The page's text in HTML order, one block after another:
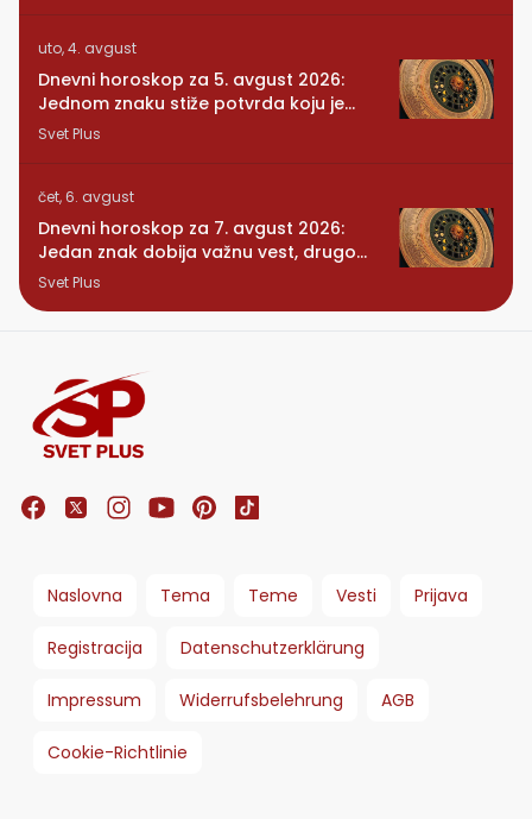
uto, 4. avgust
Dnevni horoskop za 5. avgust 2026:
Jednom znaku stiže potvrda koju je
dugo čekao
Svet Plus
čet, 6. avgust
Dnevni horoskop za 7. avgust 2026:
Jedan znak dobija važnu vest, drugom
se vraća osoba iz prošlosti
Svet Plus
Naslovna Tema Teme Vesti Prijava
Registracija Datenschutzerklärung
Impressum Widerrufsbelehrung AGB
Cookie-Richtlinie